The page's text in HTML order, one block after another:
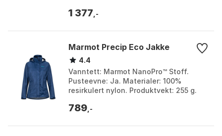
materi...
1 377 ,-
Marmot Precip Eco Jakke
4.4
Vanntett: Marmot NanoPro™ Stoff.
Pusteevne: Ja. Materialer: 100%
resirkulert nylon. Produktvekt: 255 g.
Navy, Arctic navy...
789 ,-